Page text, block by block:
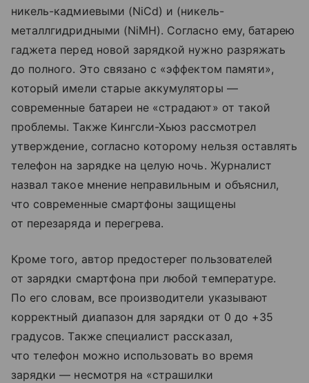
никель-кадмиевыми (NiCd) и (никель-
металлгидридными (NiMH). Согласно ему, батарею
гаджета перед новой зарядкой нужно разряжать
до полного. Это связано с «эффектом памяти»,
который имели старые аккумуляторы —
современные батареи не «страдают» от такой
проблемы. Также Кингсли-Хьюз рассмотрел
утверждение, согласно которому нельзя оставлять
телефон на зарядке на целую ночь. Журналист
назвал такое мнение неправильным и объяснил,
что современные смартфоны защищены
от перезаряда и перегрева.
Кроме того, автор предостерег пользователей
от зарядки смартфона при любой температуре.
По его словам, все производители указывают
корректный диапазон для зарядки от 0 до +35
градусов. Также специалист рассказал,
что телефон можно использовать во время
зарядки — несмотря на «страшилки